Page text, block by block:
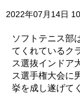
2022年07月14日
ソフトテニス部
てくれているク
ス選抜インドア
ス選手権大会に
挙を成し遂げて